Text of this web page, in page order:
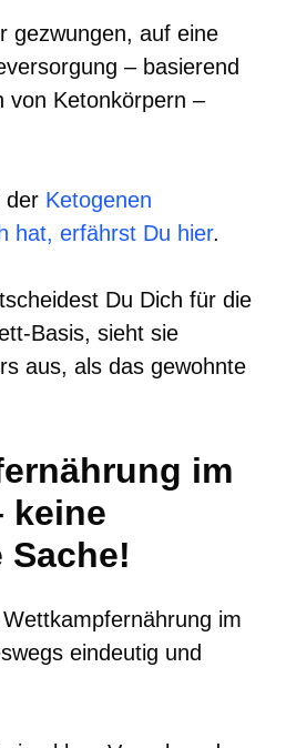
gezwungen, auf eine
– basierend
von Ketonkörpern –
der Ketogenen
hat, erfährst Du hier.
Du Dich für die
Basis, sieht sie
aus, als das gewohnte
im
keine
im
eindeutig und